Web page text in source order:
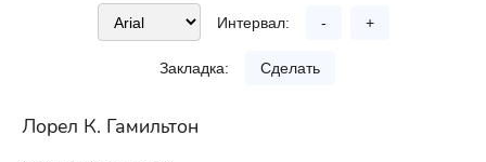
Интервал: - +
Закладка: Сделать
Лорел К. Гамильтон